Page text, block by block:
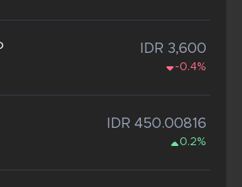
IDR 3,600
-0.4%
IDR 450.00816
0.2%